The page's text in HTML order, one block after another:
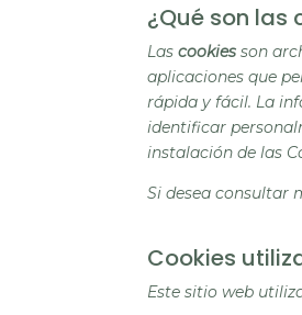
¿Qué son las
Lascookies son
aplicaciones que
rápida y fácil. La
identificar
instalación de las
Si desea consultar
Cookies
Este sitio web